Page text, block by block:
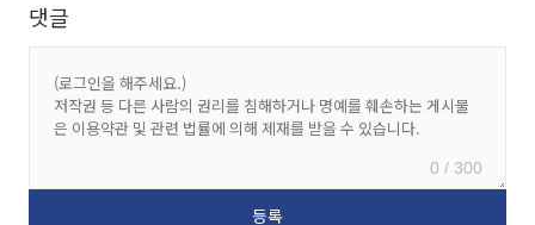
댓글
0 / 300